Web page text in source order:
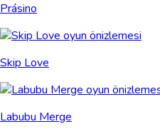
Prásino
Skip Love
Labubu Merge